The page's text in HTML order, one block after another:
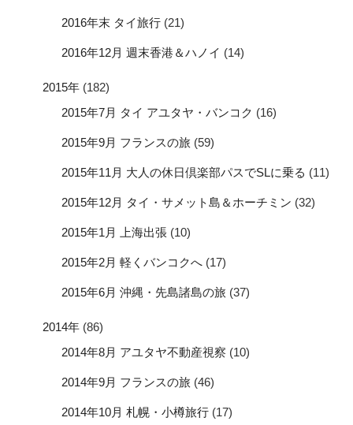
2016年末 タイ旅行 (21)
2016年12月 週末香港＆ハノイ (14)
2015年 (182)
2015年7月 タイ アユタヤ・バンコク (16)
2015年9月 フランスの旅 (59)
2015年11月 大人の休日倶楽部パスでSLに乗る (11)
2015年12月 タイ・サメット島＆ホーチミン (32)
2015年1月 上海出張 (10)
2015年2月 軽くバンコクへ (17)
2015年6月 沖縄・先島諸島の旅 (37)
2014年 (86)
2014年8月 アユタヤ不動産視察 (10)
2014年9月 フランスの旅 (46)
2014年10月 札幌・小樽旅行 (17)